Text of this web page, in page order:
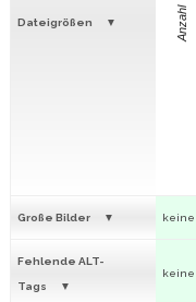
Dateigrößen Anzahl
Große Bilder keine
Fehlende ALT-
Tags
keine